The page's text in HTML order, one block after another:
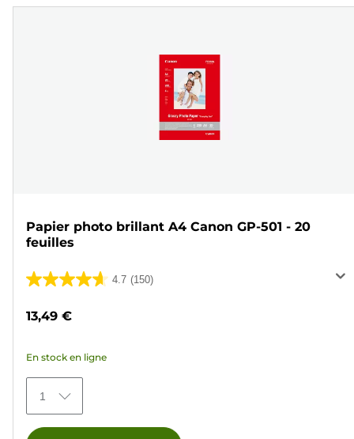
Papier photo brillant A4 Canon GP-501 - 20
feuilles
4.7 (150)
4.7
150
avis
13,49 €
En stock en ligne
1